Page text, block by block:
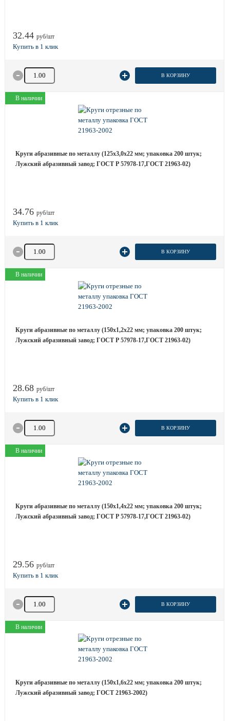
32.44 руб/шт
Количество товара В КОРЗИНУ
В наличии
Круги абразивные по металлу (125х3,0х22 мм; упаковка 200 штук;
Лужский абразивный завод; ГОСТ Р 57978-17,ГОСТ 21963-02)
34.76 руб/шт
Количество товара В КОРЗИНУ
В наличии
Круги абразивные по металлу (150х1,2х22 мм; упаковка 200 штук;
Лужский абразивный завод; ГОСТ Р 57978-17,ГОСТ 21963-02)
28.68 руб/шт
Количество товара В КОРЗИНУ
В наличии
Круги абразивные по металлу (150х1,4х22 мм; упаковка 200 штук;
Лужский абразивный завод; ГОСТ Р 57978-17,ГОСТ 21963-02)
29.56 руб/шт
Количество товара В КОРЗИНУ
В наличии
Круги абразивные по металлу (150х1,6х22 мм; упаковка 200 штук;
Лужский абразивный завод; ГОСТ 21963-2002)